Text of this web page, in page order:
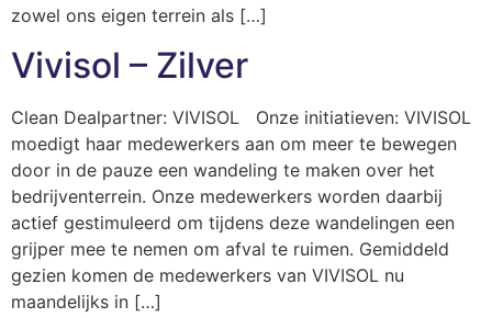
zowel ons eigen terrein als […]
Vivisol – Zilver
Clean Dealpartner: VIVISOL Onze initiatieven: VIVISOL
moedigt haar medewerkers aan om meer te bewegen
door in de pauze een wandeling te maken over het
bedrijventerrein. Onze medewerkers worden daarbij
actief gestimuleerd om tijdens deze wandelingen een
grijper mee te nemen om afval te ruimen. Gemiddeld
gezien komen de medewerkers van VIVISOL nu
maandelijks in […]